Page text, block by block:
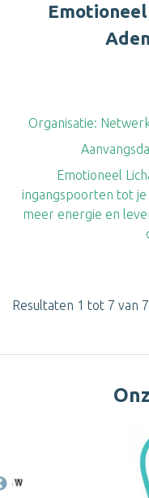
Organisatie:
Emotioneel
ingangspoorten tot je
meer energie en
Resultaten 1 tot 7 van 7